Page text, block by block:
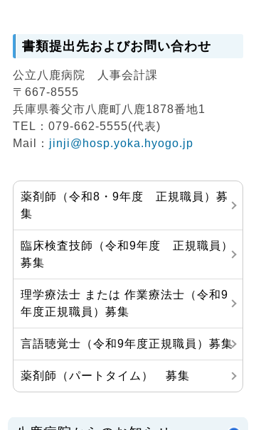
書類提出先およびお問い合わせ
公立八鹿病院 人事会計課
〒667-8555
兵庫県養父市八鹿町八鹿1878番地1
TEL：079-662-5555(代表)
Mail： jinji@hosp.yoka.hyogo.jp
薬剤師（令和8・9年度 正規職員）募
集
臨床検査技師（令和9年度 正規職員）
募集
理学療法士 または 作業療法士（令和9
年度正規職員）募集
言語聴覚士（令和9年度正規職員）募集
薬剤師（パートタイム） 募集